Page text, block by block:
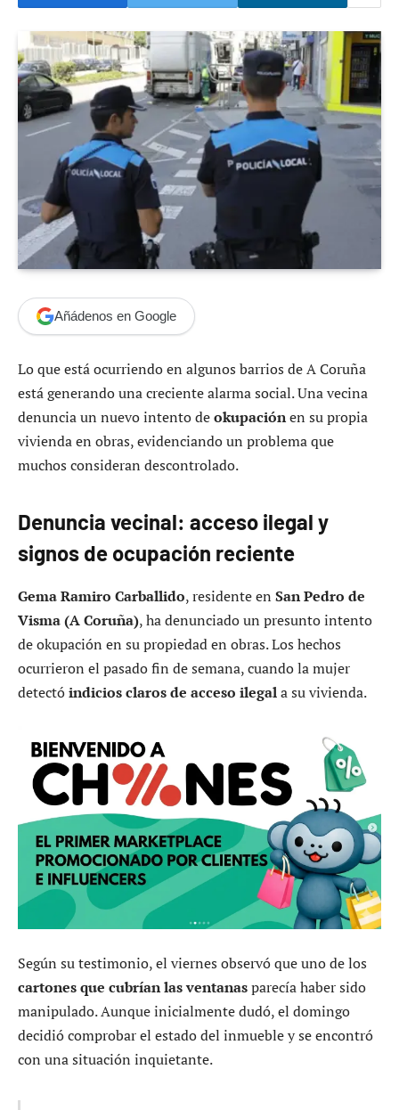
Añádenos en Google
Lo que está ocurriendo en algunos barrios de A Coruña
está generando una creciente alarma social. Una vecina
denuncia un nuevo intento deokupaciónen su propia
vivienda en obras, evidenciando un problema que
muchos consideran descontrolado.
Denuncia vecinal: acceso ilegal y
signos de ocupación reciente
Gema Ramiro Carballido, residente en San Pedro de
Visma (A Coruña), ha denunciado un presunto intento
de okupación en su propiedad en obras. Los hechos
ocurrieron el pasado fin de semana, cuando la mujer
detectóindicios claros de acceso ilegala su vivienda.
Según su testimonio, el viernes observó que uno de los
cartones que cubrían las ventanasparecía haber sido
manipulado. Aunque inicialmente dudó, el domingo
decidió comprobar el estado del inmueble y se encontró
con una situación inquietante.